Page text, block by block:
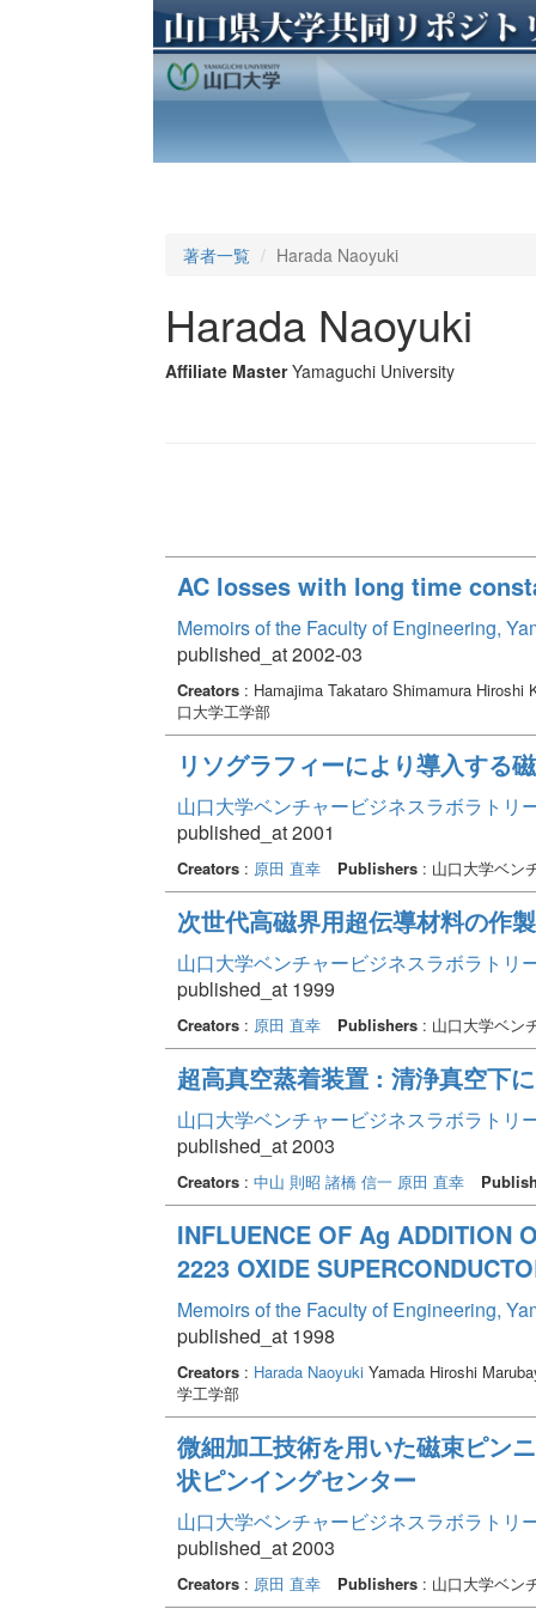
著者一覧 Harada Naoyuki
Harada Naoyuki
Affiliate Master Yamaguchi University
AC losses with long time
Memoirs of the Faculty of Engineering,
published_at 2002-03
Creators: Hamajima Takataro Shimamura Hiroshi
口大学工学部
リソグラフィーにより導入する
山口大学ベンチャービジネスラボラトリ
published_at 2001
Creators: 原田 直幸 Publishers: 山口大学ベン
次世代高磁界用超伝導材料の作
山口大学ベンチャービジネスラボラトリ
published_at 1999
Creators: 原田 直幸 Publishers: 山口大学ベン
超高真空蒸着装置 : 清浄真空下
山口大学ベンチャービジネスラボラトリ
published_at 2003
Creators: 中山 則昭 諸橋 信一 原田 直幸
INFLUENCE OF Ag ADDITION
2223 OXIDE
Memoirs of the Faculty of Engineering,
published_at 1998
Creators: Harada NaoyukiYamada Hiroshi
学工学部
微細加工技術を用いた磁束ピン
状ピンイングセンター
山口大学ベンチャービジネスラボラトリ
published_at 2003
Creators: 原田 直幸 Publishers: 山口大学ベン